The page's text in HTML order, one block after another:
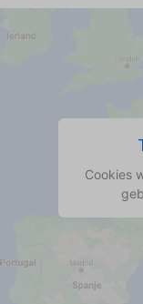
Cookies